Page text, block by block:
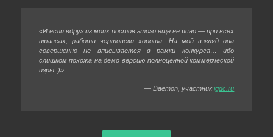
«И если вдруг из моих постов этого еще не ясно — при всех
нюансах, работа чертовски хороша. На мой взгляд она
совершенно не вписывается в рамки конкурса… ибо
слишком похожа на демо версию полноценной коммерческой
игры :)»
— Daemon, участникigdc.ru